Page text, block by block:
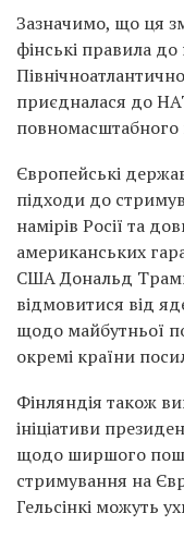
Зазначимо, що ця
фінські правила
приєдналася до
повномасштабного
Європейські
підходи до
намірів Росії та
американських
США Дональд
відмовитися від
щодо майбутньої
окремі країни
Фінляндія також
ініціативи
щодо ширшого
стримування на
Гельсінкі можуть